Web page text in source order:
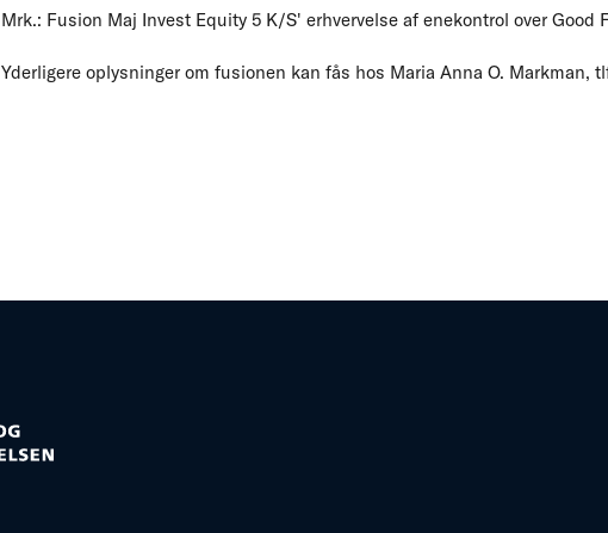
Mrk.: Fusion Maj Invest Equity 5 K/S' erhvervelse af enekontrol over Good
Yderligere oplysninger om fusionen kan fås hos Maria Anna O. Markman,